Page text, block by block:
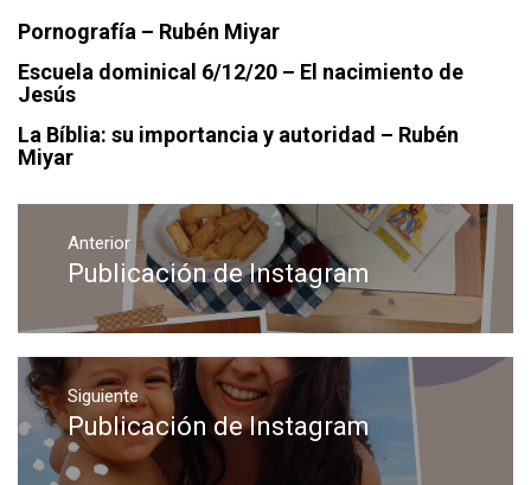
Pornografía – Rubén Miyar
Escuela dominical 6/12/20 – El nacimiento de
Jesús
La Bíblia: su importancia y autoridad – Rubén
Miyar
Navegación
entradas
Anterior
Entrada
Publicación de Instagram
Siguiente
Entrada
siguiente:
Publicación de Instagram